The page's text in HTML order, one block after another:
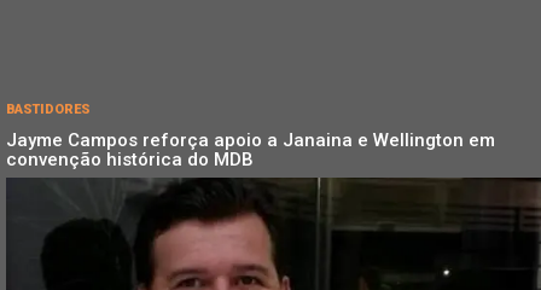
BASTIDORES
Jayme Campos reforça apoio a Janaina e Wellington em
convenção histórica do MDB